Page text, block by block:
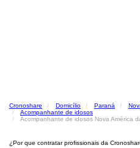
Cronoshare Domicílio Paraná
Acompanhante de idosos
Acompanhante de idosos Nova América
¿Por que contratar profissionais da